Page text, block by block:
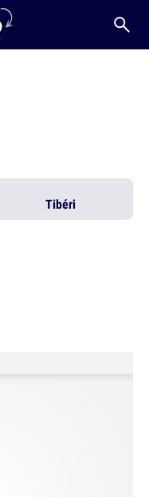
Tibéri